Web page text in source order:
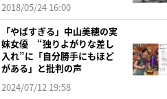
2018/05/24 16:00
「やばすぎる」中山美穂の実
妹女優 “独りよがりな差し
入れ”に「自分勝手にもほど
がある」と批判の声
2024/07/12 19:58